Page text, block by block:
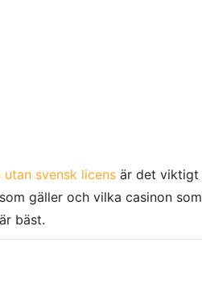
utan svensk licensär det viktigt
gäller och vilka casinon som
är bäst.